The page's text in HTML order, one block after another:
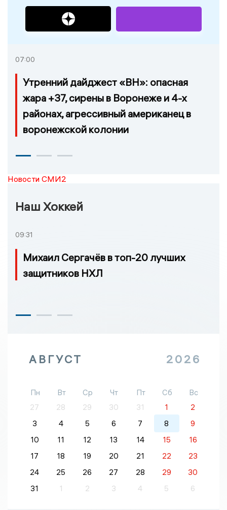
07:00
Утренний дайджест «ВН»: опасная
жара +37, сирены в Воронеже и 4-х
районах, агрессивный американец в
воронежской колонии
Новости СМИ2
Наш Хоккей
09:31
Михаил Сергачёв в топ-20 лучших
защитников НХЛ
АВГУСТ 2026
Пн Вт Ср Чт Пт Сб
Вс
27
28 29 30 31 1
2
3
4 5 6 7 8
9
10
11 12 13 14 15
16
17
18 19 20 21 22
23
24
25 26 27 28 29
30
31
1 2 3 4 5 6